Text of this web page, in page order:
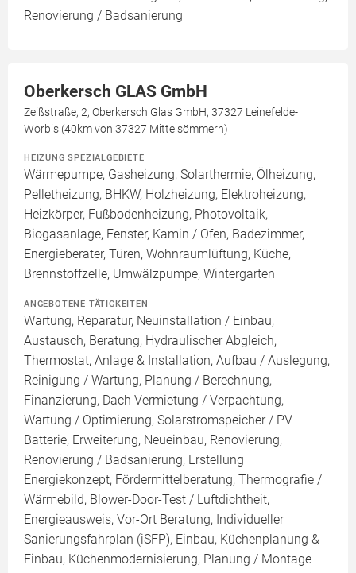
Renovierung / Badsanierung
Oberkersch GLAS GmbH
Zeißstraße, 2, Oberkersch Glas GmbH, 37327 Leinefelde-
Worbis (40km von 37327 Mittelsömmern)
HEIZUNG SPEZIALGEBIETE
Wärmepumpe, Gasheizung, Solarthermie, Ölheizung,
Pelletheizung, BHKW, Holzheizung, Elektroheizung,
Heizkörper, Fußbodenheizung, Photovoltaik,
Biogasanlage, Fenster, Kamin / Ofen, Badezimmer,
Energieberater, Türen, Wohnraumlüftung, Küche,
Brennstoffzelle, Umwälzpumpe, Wintergarten
ANGEBOTENE TÄTIGKEITEN
Wartung, Reparatur, Neuinstallation / Einbau,
Austausch, Beratung, Hydraulischer Abgleich,
Thermostat, Anlage & Installation, Aufbau / Auslegung,
Reinigung / Wartung, Planung / Berechnung,
Finanzierung, Dach Vermietung / Verpachtung,
Wartung / Optimierung, Solarstromspeicher / PV
Batterie, Erweiterung, Neueinbau, Renovierung,
Renovierung / Badsanierung, Erstellung
Energiekonzept, Fördermittelberatung, Thermografie /
Wärmebild, Blower-Door-Test / Luftdichtheit,
Energieausweis, Vor-Ort Beratung, Individueller
Sanierungsfahrplan (iSFP), Einbau, Küchenplanung &
Einbau, Küchenmodernisierung, Planung / Montage